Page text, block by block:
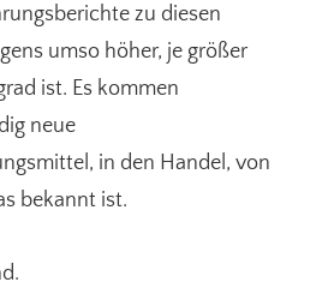
zu diesen
umso höher, je größer
ist. Es kommen
neue
in den Handel, von
bekannt ist.